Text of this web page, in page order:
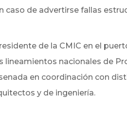
caso de advertirse fallas
de la CMIC en el
lineamientos nacionales de
en coordinación con
y de ingeniería.